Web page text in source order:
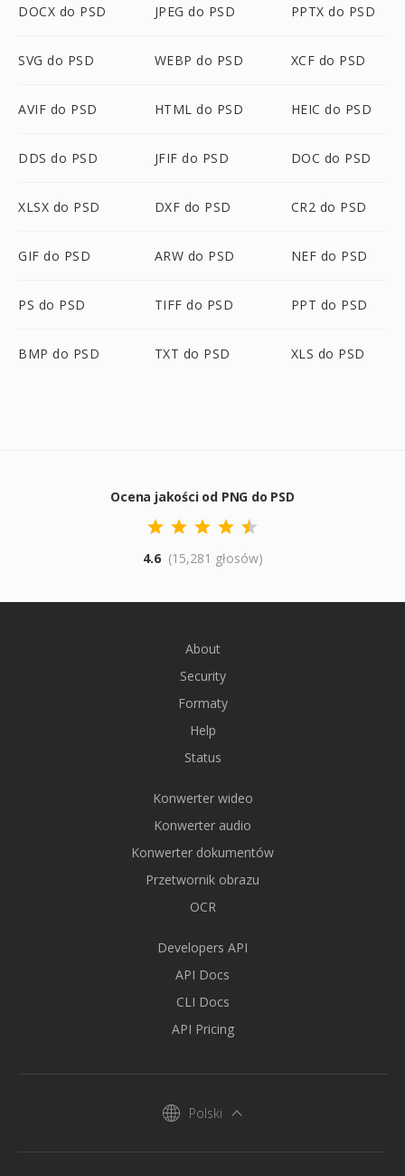
DOCX do PSD JPEG do PSD PPTX do PSD
SVG do PSD WEBP do PSD XCF do PSD
AVIF do PSD HTML do PSD HEIC do PSD
DDS do PSD JFIF do PSD DOC do PSD
XLSX do PSD DXF do PSD CR2 do PSD
GIF do PSD ARW do PSD NEF do PSD
PS do PSD TIFF do PSD PPT do PSD
BMP do PSD TXT do PSD XLS do PSD
Ocena jakości od PNG do PSD
4.6 (15,281 głosów)
About
Security
Formaty
Help
Status
Konwerter wideo
Konwerter audio
Konwerter dokumentów
Przetwornik obrazu
OCR
Developers API
API Docs
CLI Docs
API Pricing
Polski